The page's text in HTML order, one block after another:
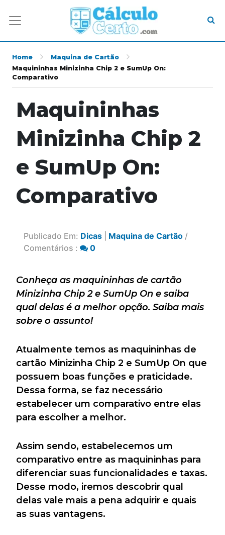
Home
Maquina de Cartão
Maquininhas Minizinha Chip 2 e SumUp On:
Comparativo
Maquininhas
Minizinha Chip 2
e SumUp On:
Comparativo
Publicado Em: Dicas Maquina de Cartão /
Comentários :
0
Conheça as maquininhas de cartão
Minizinha Chip 2 e SumUp On e saiba
qual delas é a melhor opção. Saiba mais
sobre o assunto!
Atualmente temos as maquininhas de
cartão Minizinha Chip 2 e SumUp On que
possuem boas funções e praticidade.
Dessa forma, se faz necessário
estabelecer um comparativo entre elas
para escolher a melhor.
Assim sendo, estabelecemos um
comparativo entre as maquininhas para
diferenciar suas funcionalidades e taxas.
Desse modo, iremos descobrir qual
delas vale mais a pena adquirir e quais
as suas vantagens.